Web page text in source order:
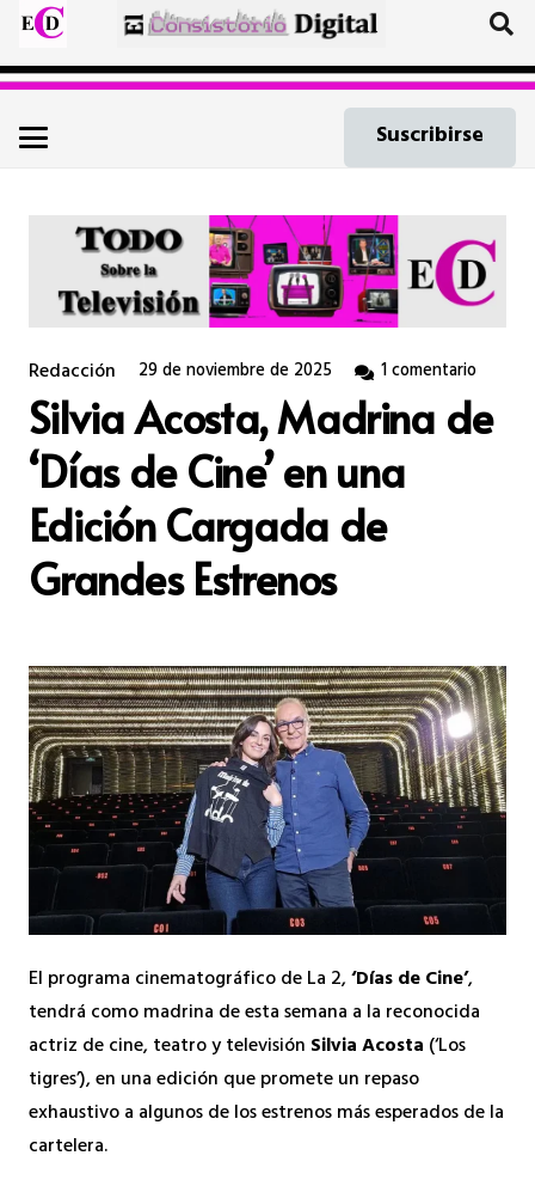
Suscribirse
Redacción 29 de noviembre de 2025 1comentario
Silvia Acosta, Madrina de
‘Días de Cine’ en una
Edición Cargada de
Grandes Estrenos
El programa cinematográfico de La 2,‘Días de Cine’,
tendrá como madrina de esta semana a la reconocida
actriz de cine, teatro y televisión Silvia Acosta (‘Los
tigres’), en una edición que promete un repaso
exhaustivo a algunos de los estrenos más esperados de la
cartelera.